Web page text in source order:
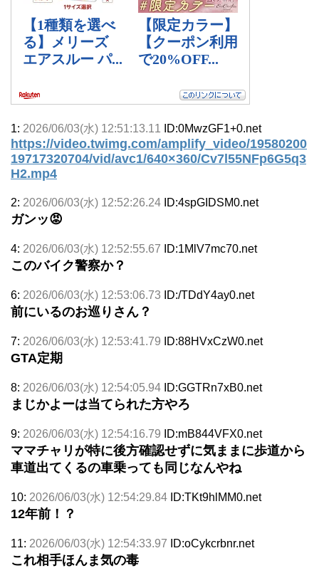
1: 2026/06/03(水) 12:51:13.11 ID:0MwzGF1+0.net
https://video.twimg.com/amplify_video/19580200
19717320704/vid/avc1/640×360/Cv7l55NFp6G5q3
H2.mp4
2: 2026/06/03(水) 12:52:26.24 ID:4spGIDSM0.net
ガンッ😡
4: 2026/06/03(水) 12:52:55.67 ID:1MlV7mc70.net
このバイク警察か？
6: 2026/06/03(水) 12:53:06.73 ID:/TDdY4ay0.net
前にいるのお巡りさん？
7: 2026/06/03(水) 12:53:41.79 ID:88HVxCzW0.net
GTA定期
8: 2026/06/03(水) 12:54:05.94 ID:GGTRn7xB0.net
まじかよーは当てられた方やろ
9: 2026/06/03(水) 12:54:16.79 ID:mB844VFX0.net
ママチャリが特に後方確認せずに気ままに歩道から
車道出てくるの車乗っても同じなんやね
10: 2026/06/03(水) 12:54:29.84 ID:TKt9hlMM0.net
12年前！？
11: 2026/06/03(水) 12:54:33.97 ID:oCykcrbnr.net
これ相手ほんま気の毒